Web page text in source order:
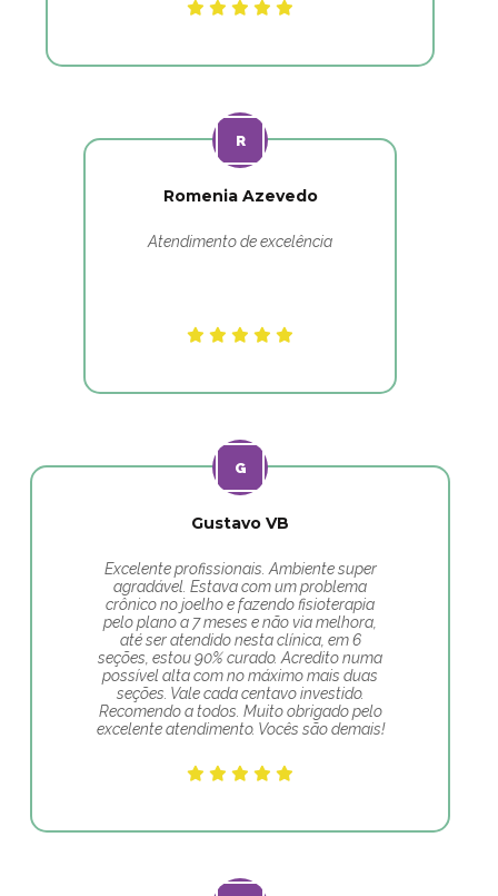
Romenia Azevedo
Atendimento de excelência
Gustavo VB
Excelente profissionais. Ambiente super
agradável. Estava com um problema
crônico no joelho e fazendo fisioterapia
pelo plano a 7 meses e não via melhora,
até ser atendido nesta clínica, em 6
seções, estou 90% curado. Acredito numa
possível alta com no máximo mais duas
seções. Vale cada centavo investido.
Recomendo a todos. Muito obrigado pelo
excelente atendimento. Vocês são demais!